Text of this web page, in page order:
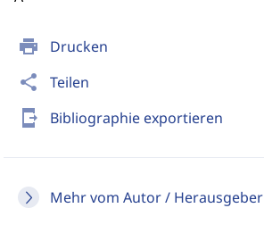
print Drucken
share Teilen
send_to_mobile Bibliographie exportieren
Mehr vom Autor / Herausgeber